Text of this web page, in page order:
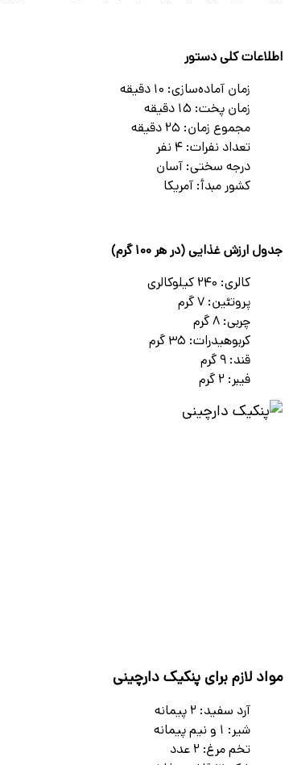
اطلاعات کلی دستور
زمان آماده‌سازی: 10 دقیقه
زمان پخت: 15 دقیقه
مجموع زمان: 25 دقیقه
تعداد نفرات: 4 نفر
درجه سختی: آسان
کشور مبدأ: آمریکا
جدول ارزش غذایی (در هر 100 گرم)
کالری: 240 کیلوکالری
پروتئین: 7 گرم
چربی: 8 گرم
کربوهیدرات: 35 گرم
قند: 9 گرم
فیبر: 2 گرم
مواد لازم برای پنکیک دارچینی
آرد سفید: 2 پیمانه
شیر: 1 و نیم پیمانه
تخم مرغ: 2 عدد